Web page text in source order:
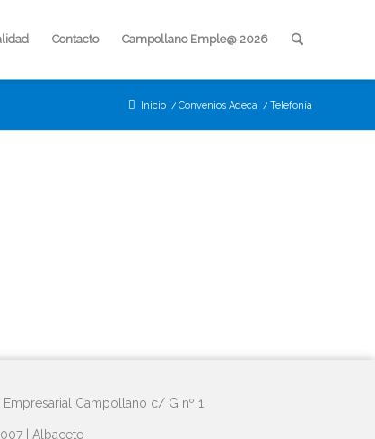
Contacto Campollano Emple@ 2026
Inicio / Convenios Adeca / Telefonía
Empresarial Campollano c/ G nº 1
| Albacete